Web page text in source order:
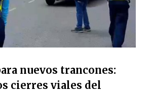
nuevos trancones:
cierres viales del